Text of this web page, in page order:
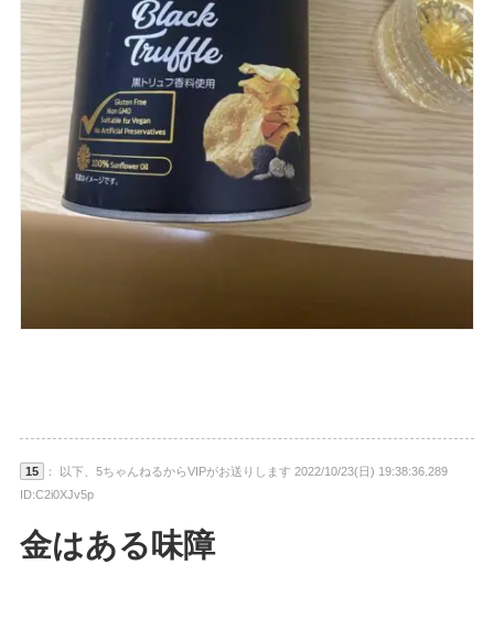
15
： 以下、5ちゃんねるからVIPがお送りします 2022/10/23(日) 19:38:36.289
ID:C2i0XJv5p
金はある味障